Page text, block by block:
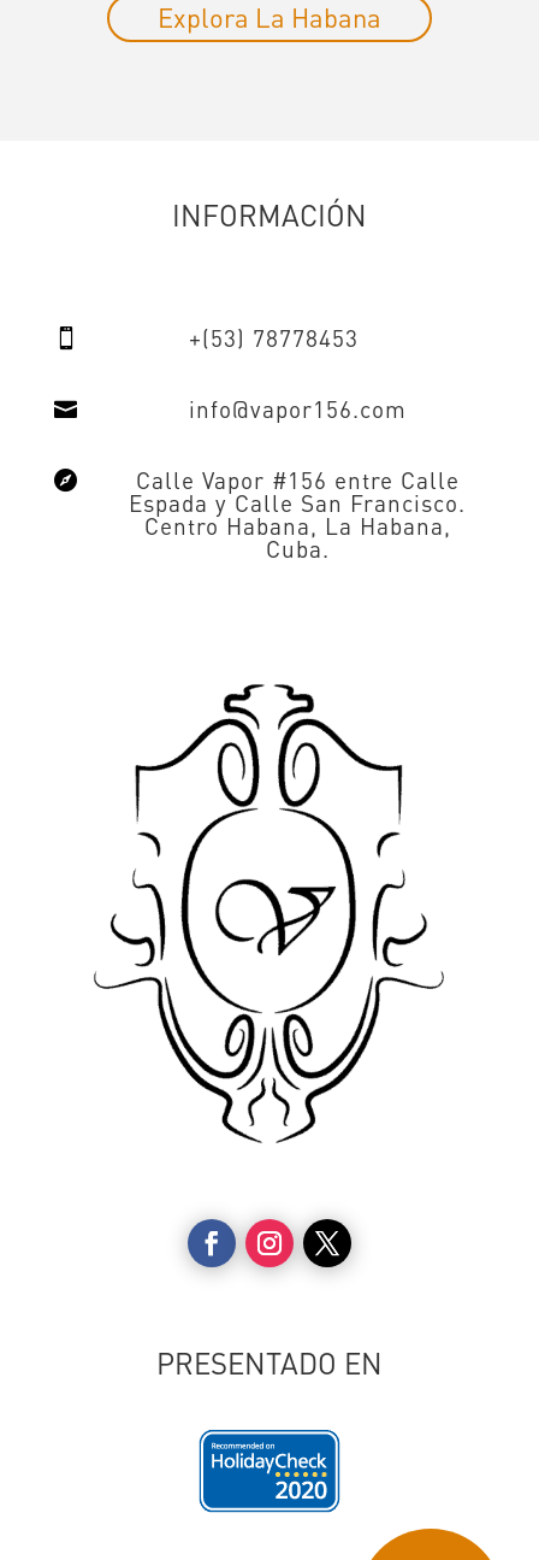
Explora La Habana
INFORMACIÓN
 +(53) 78778453
 info@vapor156.com

Calle Vapor #156 entre Calle
Espada y Calle San Francisco.
Centro Habana, La Habana,
Cuba.
PRESENTADO EN